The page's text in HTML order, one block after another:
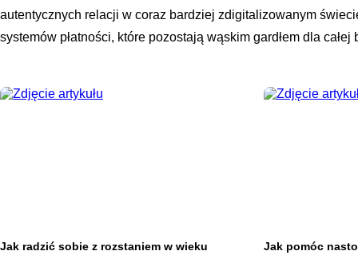
autentycznych relacji w coraz bardziej zdigitalizowanym
systemów płatności, które pozostają wąskim gardłem dla całej
Jak radzić sobie z rozstaniem w wieku
Jak pomóc